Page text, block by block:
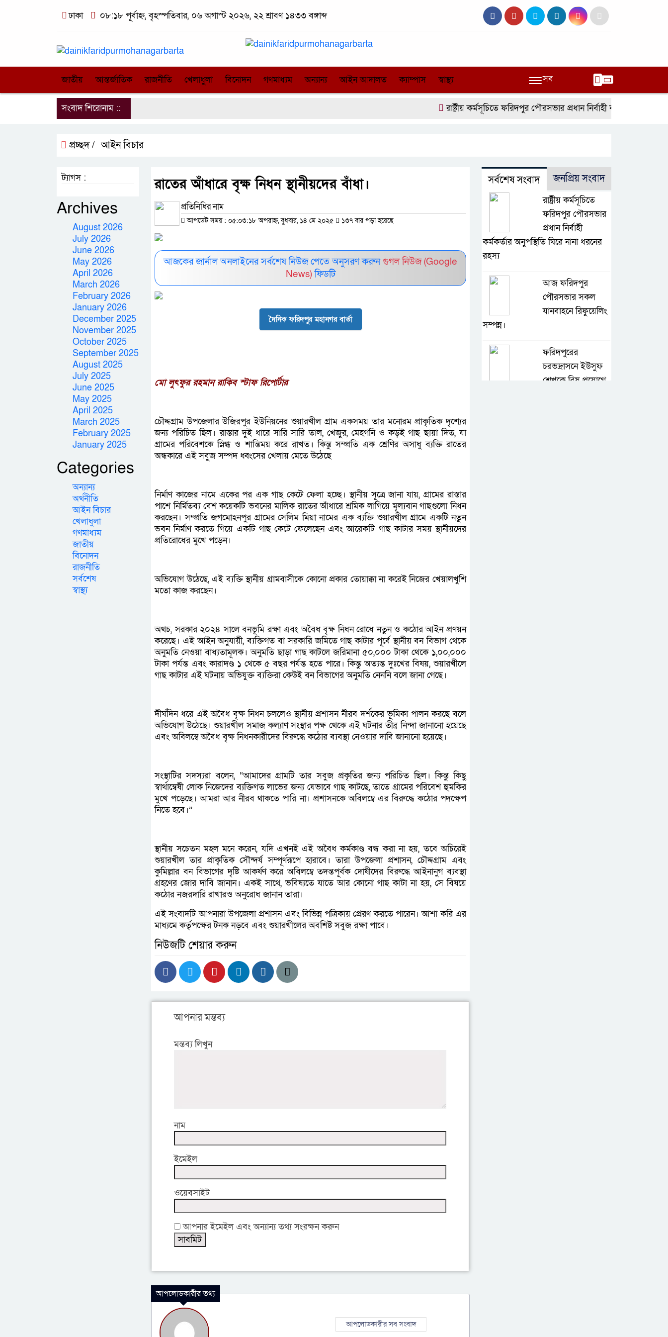
ঢাকা ০৮:১৮ পূর্বাহ্ন, বৃহস্পতিবার, ০৬ অগাস্ট ২০২৬, ২২ শ্রাবণ ১৪৩৩ বঙ্গাব্দ
জাতীয় আন্তর্জাতিক রাজনীতি খেলাধুলা বিনোদন গণমাধ্যম অন্যান্য আইন আদালত ক্যাম্পাস স্বাস্থ্য সব
সংবাদ শিরোনাম :: রাষ্ট্রীয় কর্মসূচিতে ফরিদপুর পৌরসভার প্রধান নির্বাহী কর্মকর্তার অনুপস্থিতি
প্রচ্ছদ / আইন বিচার
রাতের আঁধারে বৃক্ষ নিধন স্থানীয়দের বাঁধা।
প্রতিনিধির নাম
আপডেট সময় : ০৫:০৩:১৮ অপরাহ্ন, বুধবার, ১৪ মে ২০২৫ ১৩৭ বার পড়া হয়েছে
আজকের জার্নাল অনলাইনের সর্বশেষ নিউজ পেতে অনুসরণ করুনগুগল নিউজ (Google
News) ফিডটি
দৈনিক ফরিদপুর মহানগর বার্তা
মো লুৎফুর রহমান রাকিব স্টাফ রিপোর্টার
চৌদ্দগ্রাম উপজেলার উজিরপুর ইউনিয়নের শুয়ারখীল গ্রাম একসময় তার মনোরম প্রাকৃতিক দৃশ্যের
জন্য পরিচিত ছিল। রাস্তার দুই ধারে সারি সারি তাল, খেজুর, মেহগনি ও কড়ই গাছ ছায়া দিত, যা
গ্রামের পরিবেশকে স্নিগ্ধ ও শান্তিময় করে রাখত। কিন্তু সম্প্রতি এক শ্রেণির অসাধু ব্যক্তি রাতের
অন্ধকারে এই সবুজ সম্পদ ধ্বংসের খেলায় মেতে উঠেছে
নির্মাণ কাজের নামে একের পর এক গাছ কেটে ফেলা হচ্ছে। স্থানীয় সূত্রে জানা যায়, গ্রামের রাস্তার
পাশে নির্মিতব্য বেশ কয়েকটি ভবনের মালিক রাতের আঁধারে শ্রমিক লাগিয়ে মূল্যবান গাছগুলো নিধন
করছেন। সম্প্রতি জগমোহনপুর গ্রামের সেলিম মিয়া নামের এক ব্যক্তি শুয়ারখীল গ্রামে একটি নতুন
ভবন নির্মাণ করতে গিয়ে একটি গাছ কেটে ফেলেছেন এবং আরেকটি গাছ কাটার সময় স্থানীয়দের
প্রতিরোধের মুখে পড়েন।
অভিযোগ উঠেছে, এই ব্যক্তি স্থানীয় গ্রামবাসীকে কোনো প্রকার তোয়াক্কা না করেই নিজের খেয়ালখুশি
মতো কাজ করছেন।
অথচ, সরকার ২০২৪ সালে বনভূমি রক্ষা এবং অবৈধ বৃক্ষ নিধন রোধে নতুন ও কঠোর আইন প্রণয়ন
করেছে। এই আইন অনুযায়ী, ব্যক্তিগত বা সরকারি জমিতে গাছ কাটার পূর্বে স্থানীয় বন বিভাগ থেকে
অনুমতি নেওয়া বাধ্যতামূলক। অনুমতি ছাড়া গাছ কাটলে জরিমানা ৫০,০০০ টাকা থেকে ১,০০,০০০
টাকা পর্যন্ত এবং কারাদণ্ড ১ থেকে ৫ বছর পর্যন্ত হতে পারে। কিন্তু অত্যন্ত দুঃখের বিষয়, শুয়ারখীলে
গাছ কাটার এই ঘটনায় অভিযুক্ত ব্যক্তিরা কেউই বন বিভাগের অনুমতি নেননি বলে জানা গেছে।
দীর্ঘদিন ধরে এই অবৈধ বৃক্ষ নিধন চললেও স্থানীয় প্রশাসন নীরব দর্শকের ভূমিকা পালন করছে বলে
অভিযোগ উঠেছে। শুয়ারখীল সমাজ কল্যাণ সংস্থার পক্ষ থেকে এই ঘটনার তীব্র নিন্দা জানানো হয়েছে
এবং অবিলম্বে অবৈধ বৃক্ষ নিধনকারীদের বিরুদ্ধে কঠোর ব্যবস্থা নেওয়ার দাবি জানানো হয়েছে।
সংস্থাটির সদস্যরা বলেন, “আমাদের গ্রামটি তার সবুজ প্রকৃতির জন্য পরিচিত ছিল। কিন্তু কিছু
স্বার্থান্বেষী লোক নিজেদের ব্যক্তিগত লাভের জন্য যেভাবে গাছ কাটছে, তাতে গ্রামের পরিবেশ হুমকির
মুখে পড়েছে। আমরা আর নীরব থাকতে পারি না। প্রশাসনকে অবিলম্বে এর বিরুদ্ধে কঠোর পদক্ষেপ
নিতে হবে।”
স্থানীয় সচেতন মহল মনে করেন, যদি এখনই এই অবৈধ কর্মকাণ্ড বন্ধ করা না হয়, তবে অচিরেই
শুয়ারখীল তার প্রাকৃতিক সৌন্দর্য সম্পূর্ণরূপে হারাবে। তারা উপজেলা প্রশাসন, চৌদ্দগ্রাম এবং
কুমিল্লার বন বিভাগের দৃষ্টি আকর্ষণ করে অবিলম্বে তদন্তপূর্বক দোষীদের বিরুদ্ধে আইনানুগ ব্যবস্থা
গ্রহণের জোর দাবি জানান। একই সাথে, ভবিষ্যতে যাতে আর কোনো গাছ কাটা না হয়, সে বিষয়ে
কঠোর নজরদারি রাখারও অনুরোধ জানান তারা।
এই সংবাদটি আপনারা উপজেলা প্রশাসন এবং বিভিন্ন পত্রিকায় প্রেরণ করতে পারেন। আশা করি এর
মাধ্যমে কর্তৃপক্ষের টনক নড়বে এবং শুয়ারখীলের অবশিষ্ট সবুজ রক্ষা পাবে।
নিউজটি শেয়ার করুন
আপনার মন্তব্য
মন্তব্য লিখুন
নাম
ইমেইল
ওয়েবসাইট
আপনার ইমেইল এবং অন্যান্য তথ্য সংরক্ষন করুন
আপলোডকারীর তথ্য
আপলোডকারীর সব সংবাদ
ট্যাগস :
Archives
August 2026
July 2026
June 2026
May 2026
April 2026
March 2026
February 2026
January 2026
December 2025
November 2025
October 2025
September 2025
August 2025
July 2025
June 2025
May 2025
April 2025
March 2025
February 2025
January 2025
Categories
অন্যান্য
অর্থনীতি
আইন বিচার
খেলাধুলা
গণমাধ্যম
জাতীয়
বিনোদন
রাজনীতি
সর্বশেষ
স্বাস্থ্য
সর্বশেষ সংবাদ জনপ্রিয় সংবাদ
রাষ্ট্রীয় কর্মসূচিতে
ফরিদপুর পৌরসভার
প্রধান নির্বাহী
কর্মকর্তার অনুপস্থিতি ঘিরে নানা ধরনের
রহস্য
আজ ফরিদপুর
পৌরসভার সকল
যানবাহনে রিফুয়েলিং
সম্পন্ন।
ফরিদপুরের
চরভদ্রাসনে ইউসুফ
শেখকে বিষ প্রয়োগে